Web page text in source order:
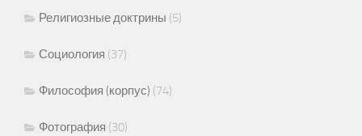
Религиозные доктрины (5)
Социология (37)
Философия (корпус) (74)
Фотография (30)